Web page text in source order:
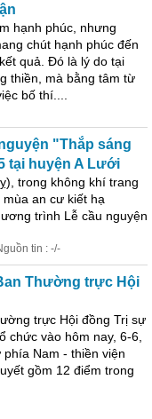
hạnh phúc, nhưng
chút hạnh phúc đến
quả. Đó là lý do tại
thiền, mà bằng tâm từ
bố thí....
"Thắp sáng
tại huyện A Lưới
trong không khí trang
an cư kiết hạ
trình Lễ cầu nguyện
tin : -/-
Thường trực Hội
trực Hội đồng Trị sự
chức vào hôm nay, 6-6,
phía Nam - thiền viện
gồm 12 điểm trong